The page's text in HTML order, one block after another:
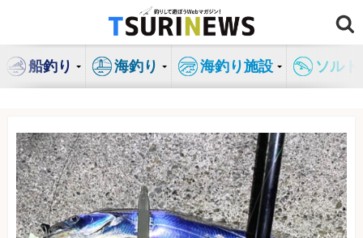
ン
船釣り 海釣り 海釣り施設 ソル